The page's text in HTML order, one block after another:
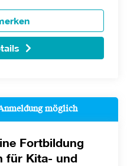
möglich
Fortbildung
für Kita- und